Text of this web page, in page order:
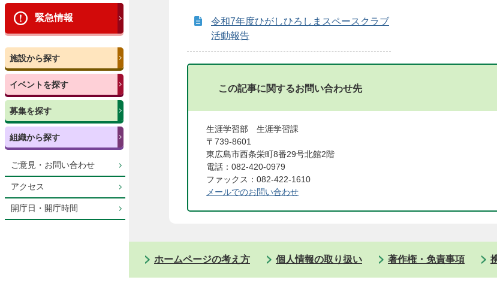
緊急情報
施設から探す
イベントを探す
募集を探す
組織から探す
ご意見・お問い合わせ
アクセス
開庁日・開庁時間
令和7年度ひがしひろしまスペースクラブ
活動報告
この記事に関するお問い合わせ先
生涯学習部 生涯学習課
〒739-8601
東広島市西条栄町8番29号北館2階
電話：082-420-0979
ファックス：082-422-1610
メールでのお問い合わせ
ホームページの考え方 個人情報の取り扱い 著作権・免責事項